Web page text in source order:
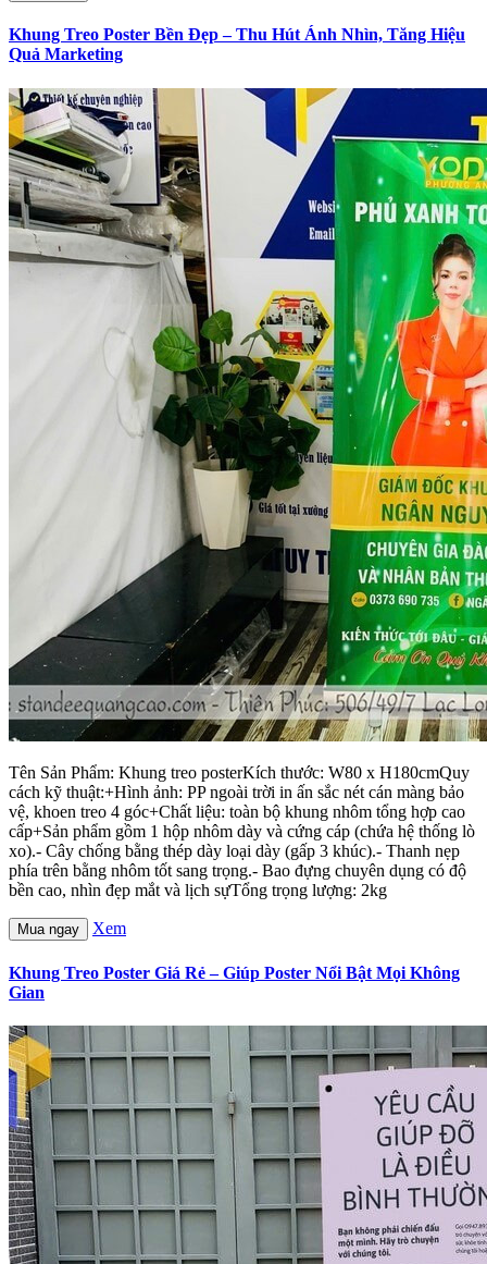
Khung Treo Poster Bền Đẹp – Thu Hút Ánh Nhìn, Tăng Hiệu
Quả Marketing
Tên Sản Phẩm: Khung treo posterKích thước: W80 x H180cmQuy
cách kỹ thuật:+Hình ảnh: PP ngoài trời in ấn sắc nét cán màng bảo
vệ, khoen treo 4 góc+Chất liệu: toàn bộ khung nhôm tổng hợp cao
cấp+Sản phẩm gồm 1 hộp nhôm dày và cứng cáp (chứa hệ thống lò
xo).- Cây chống bằng thép dày loại dày (gấp 3 khúc).- Thanh nẹp
phía trên bằng nhôm tốt sang trọng.- Bao đựng chuyên dụng có độ
bền cao, nhìn đẹp mắt và lịch sựTổng trọng lượng: 2kg
Mua ngay Xem
Khung Treo Poster Giá Rẻ – Giúp Poster Nổi Bật Mọi Không
Gian